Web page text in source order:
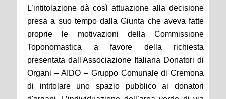
L’intitolazione dà così attuazione alla decisione
presa a suo tempo dalla Giunta che aveva fatte
proprie le motivazioni della Commissione
Toponomastica a favore della richiesta
presentata dall'Associazione Italiana Donatori di
Organi – AIDO – Gruppo Comunale di Cremona
di intitolare uno spazio pubblico ai donatori